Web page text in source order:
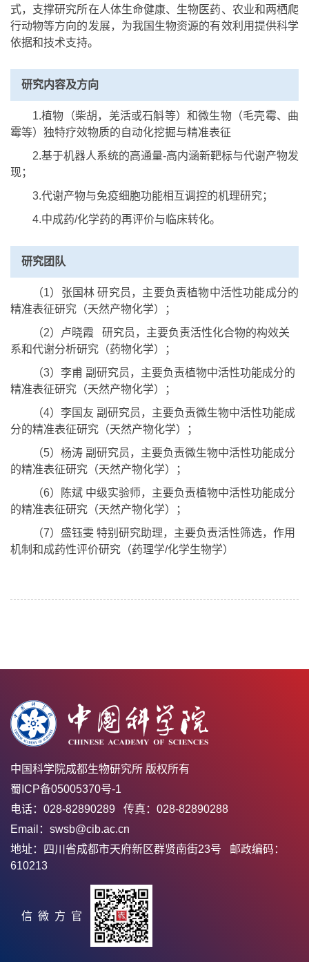
式，支撑研究所在人体生命健康、生物医药、农业和两栖爬
行动物等方向的发展，为我国生物资源的有效利用提供科学
依据和技术支持。
研究内容及方向
1.植物（柴胡，羌活或石斛等）和微生物（毛壳霉、曲
霉等）独特疗效物质的自动化挖掘与精准表征
2.基于机器人系统的高通量-高内涵新靶标与代谢产物发
现；
3.代谢产物与免疫细胞功能相互调控的机理研究；
4.中成药/化学药的再评价与临床转化。
研究团队
（1）张国林 研究员，主要负责植物中活性功能成分的
精准表征研究（天然产物化学）；
（2）卢晓霞 研究员，主要负责活性化合物的构效关
系和代谢分析研究（药物化学）；
（3）李甫 副研究员，主要负责植物中活性功能成分的
精准表征研究（天然产物化学）；
（4）李国友 副研究员，主要负责微生物中活性功能成
分的精准表征研究（天然产物化学）；
（5）杨涛 副研究员，主要负责微生物中活性功能成分
的精准表征研究（天然产物化学）；
（6）陈斌 中级实验师，主要负责植物中活性功能成分
的精准表征研究（天然产物化学）；
（7）盛钰雯 特别研究助理，主要负责活性筛选，作用
机制和成药性评价研究（药理学/化学生物学）
中国科学院成都生物研究所 版权所有
蜀ICP备05005370号-1
电话：028-82890289 传真：028-82890288
Email：swsb@cib.ac.cn
地址：四川省成都市天府新区群贤南街23号 邮政编码：
610213
官方微信